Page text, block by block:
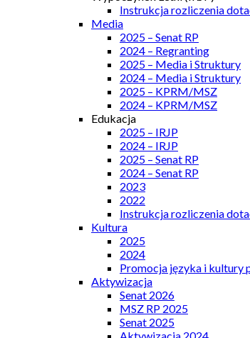
Instrukcja rozliczenia
Media
2025 – Senat RP
2024 – Regranting
2025 – Media i Struktury
2024 – Media i Struktury
2025 – KPRM/MSZ
2024 – KPRM/MSZ
Edukacja
2025 – IRJP
2024 – IRJP
2025 – Senat RP
2024 – Senat RP
2023
2022
Instrukcja rozliczenia
Kultura
2025
2024
Promocja języka i kultury
Aktywizacja
Senat 2026
MSZ RP 2025
Senat 2025